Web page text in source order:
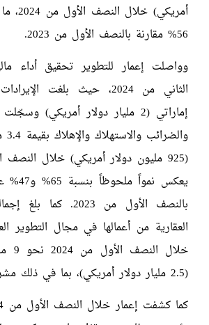
أمريكي)
56% مقارنة بالنصف الأول من 2023.
وواصلت إعمار للتطوير تحقيق أداء
إماراتي (2 مليار دولار أمريكي)
يعكس
بالنصف الأول من 2023.
العقارية من أعمالها في مجال التطوير
(2.5 مليار دولار أمريكي)، بما في ذلك مشروع خور دبي.